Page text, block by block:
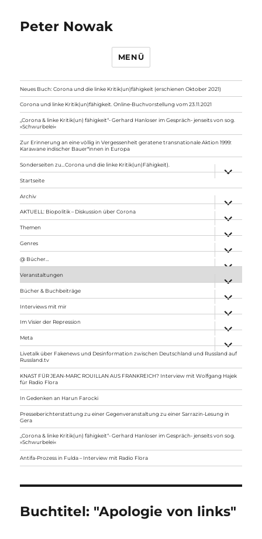
Peter Nowak
MENÜ
Neues Buch: Corona und die linke Kritik(un)fähigkeit (erschienen Oktober 2021)
Corona und linke Kritik(un)fähigkeit. Online-Buchvorstellung vom 23.11.2021
„Corona & linke Kritik(un) fähigkeit“- Gerhard Hanloser im Gespräch- jenseits von sog.
»Schwurbelei«
Zur Erinnerung an eine völlig in Vergessenheit geratene transnationale Aktion 1999:
Karawane indischer Bauer*innen in Europa
Sonderseiten zu…Corona und die linke Kritik(un)Fähigkeit).
anzeigen
Startseite
Archiv
anzeigen
AKTUELL: Biopolitik – Diskussion über Corona
anzeigen
Themen
anzeigen
Genres
anzeigen
@ Bücher…
Veranstaltungen
anzeigen
Bücher & Buchbeiträge
anzeigen
Interviews mit mir
anzeigen
Im Visier der Repression
anzeigen
Meta
anzeigen
Livetalk über Fakenews und Desinformation zwischen Deutschland und Russland auf
Russland.tv
KNAST FÜR JEAN-MARC ROUILLAN AUS FRANKREICH? Interview mit Wolfgang Hajek
für Radio Flora
In Gedenken an Harun Farocki
Presseberichterstattung zu einer Gegenveranstaltung zu einer Sarrazin-Lesung in
Gera
„Corona & linke Kritik(un) fähigkeit“- Gerhard Hanloser im Gespräch- jenseits von sog.
»Schwurbelei«
Antifa-Prozess in Fulda – Interview mit Radio Flora
Buchtitel: "Apologie von links"